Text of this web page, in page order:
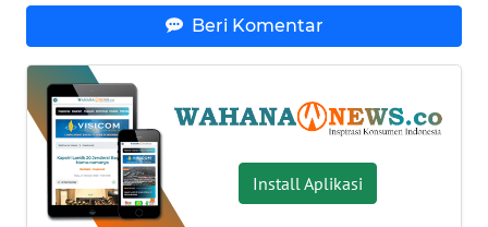
Beri Komentar
Install Aplikasi
BABEL
WN
SUMBAR
WN
SUMSEL